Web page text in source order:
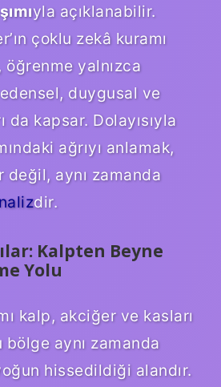
yla açıklanabilir.
çoklu zekâ kuramı
yalnızca
duygusal ve
da kapsar. Dolayısıyla
ağrıyı anlamak,
değil, aynı zamanda
dir.
Kalpten Beyne
Yolu
kalp, akciğer ve kasları
aynı zamanda
hissedildiği alandır.